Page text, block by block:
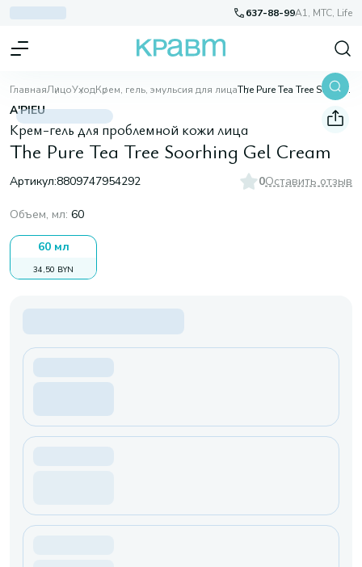
637-88-99A1, МТС, Life
ГлавнаяЛицоУходКрем, гель, эмульсия для лица The Pure Tea Tree Soorhing Gel Cream
A'PIEU
Крем-гель для проблемной кожи лица
The Pure Tea Tree Soorhing Gel Cream
Артикул:8809747954292 0Оставить отзыв
Объем, мл: 60
60 мл
34,50 BYN